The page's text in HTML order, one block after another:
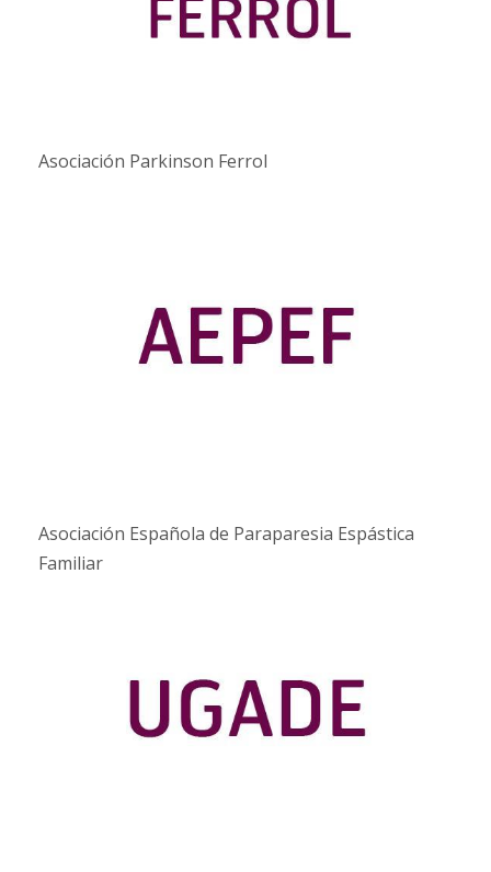
Asociación Parkinson Ferrol
Asociación Española de Paraparesia Espástica
Familiar